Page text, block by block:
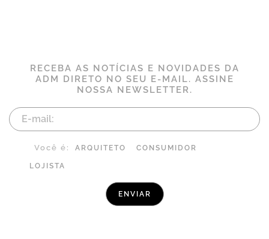
RECEBA AS NOTÍCIAS E NOVIDADES DA
ADM DIRETO NO SEU E-MAIL. ASSINE
NOSSA NEWSLETTER.
Você é: ARQUITETO CONSUMIDOR
LOJISTA